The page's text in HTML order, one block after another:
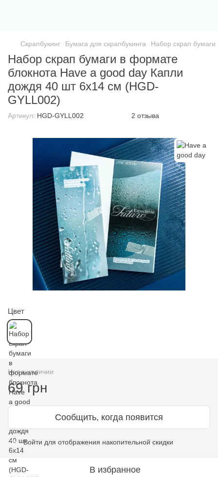
Скрапбукинг Бумага для скрапбукинга Набор скрап
Набор скрап бумаги в формате
блокнота Have a good day Капли
дождя 40 шт 6х14 см (HGD-
GYLL002)
Артикул: HGD-GYLL002 2 отзыва
Цвет
Нет в наличии
69 грн
Сообщить, когда появится
% Войти для отображения накопительной скидки
В избранное